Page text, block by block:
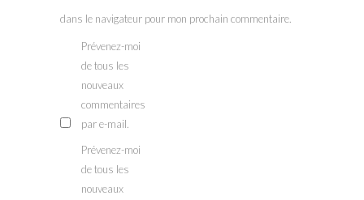
dans le navigateur pour mon prochain commentaire.
Prévenez-moi
de tous les
nouveaux
commentaires
par e-mail.
Prévenez-moi
de tous les
nouveaux